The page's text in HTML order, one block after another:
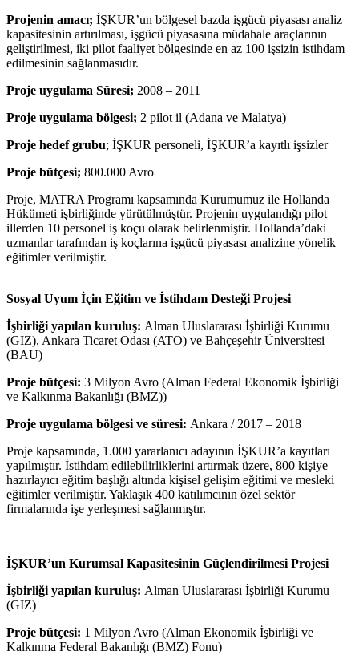
Projenin amacı; İŞKUR’un bölgesel bazda işgücü piyasası analiz
kapasitesinin artırılması, işgücü piyasasına müdahale araçlarının
geliştirilmesi, iki pilot faaliyet bölgesinde en az 100 işsizin istihdam
edilmesinin sağlanmasıdır.
Proje uygulama Süresi; 2008 – 2011
Proje uygulama bölgesi; 2 pilot il (Adana ve Malatya)
Proje hedef grubu; İŞKUR personeli, İŞKUR’a kayıtlı işsizler
Proje bütçesi; 800.000 Avro
Proje, MATRA Programı kapsamında Kurumumuz ile Hollanda
Hükümeti işbirliğinde yürütülmüştür. Projenin uygulandığı pilot
illerden 10 personel iş koçu olarak belirlenmiştir. Hollanda’daki
uzmanlar tarafından iş koçlarına işgücü piyasası analizine yönelik
eğitimler verilmiştir.
Sosyal Uyum İçin Eğitim ve İstihdam Desteği Projesi
İşbirliği yapılan kuruluş: Alman Uluslararası İşbirliği Kurumu
(GIZ), Ankara Ticaret Odası (ATO) ve Bahçeşehir Üniversitesi
(BAU)
Proje bütçesi: 3 Milyon Avro (Alman Federal Ekonomik İşbirliği
ve Kalkınma Bakanlığı (BMZ))
Proje uygulama bölgesi ve süresi: Ankara / 2017 – 2018
Proje kapsamında, 1.000 yararlanıcı adayının İŞKUR’a kayıtları
yapılmıştır. İstihdam edilebilirliklerini artırmak üzere, 800 kişiye
hazırlayıcı eğitim başlığı altında kişisel gelişim eğitimi ve mesleki
eğitimler verilmiştir. Yaklaşık 400 katılımcının özel sektör
firmalarında işe yerleşmesi sağlanmıştır.
İŞKUR’un Kurumsal Kapasitesinin Güçlendirilmesi Projesi
İşbirliği yapılan kuruluş: Alman Uluslararası İşbirliği Kurumu
(GIZ)
Proje bütçesi: 1 Milyon Avro (Alman Ekonomik İşbirliği ve
Kalkınma Federal Bakanlığı (BMZ) Fonu)